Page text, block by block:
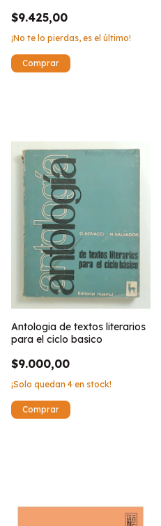
$9.425,00
¡No te lo pierdas, es el último!
Antologia de textos literarios
para el ciclo basico
$9.000,00
¡Solo quedan 4 en stock!